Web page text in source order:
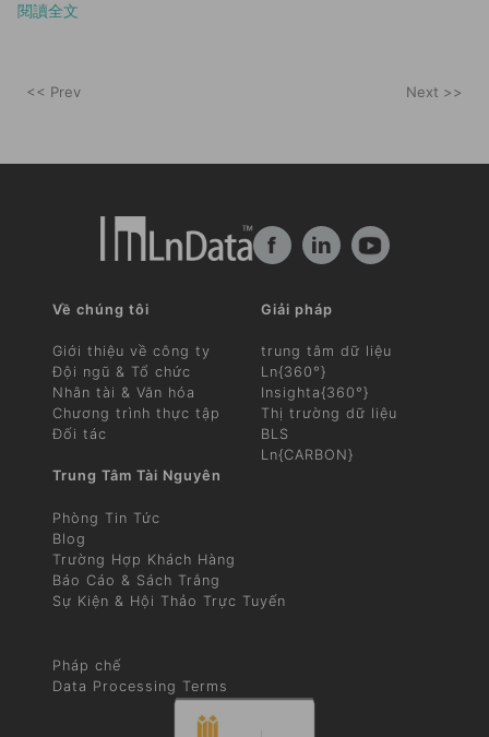
閱讀全文
<< Prev Next >>
f in
Về chúng tôi
Giới thiệu về công ty
Đội ngũ & Tổ chức
Nhân tài & Văn hóa
Chương trình thực tập
Đối tác
Giải pháp
trung tâm dữ liệu
Ln{360°}
Insighta{360°}
Thị trường dữ liệu
BLS
Ln{CARBON}
Trung Tâm Tài Nguyên
Phòng Tin Tức
Blog
Trường Hợp Khách Hàng
Báo Cáo & Sách Trắng
Sự Kiện & Hội Thảo Trực Tuyến
Pháp chế
Data Processing Terms